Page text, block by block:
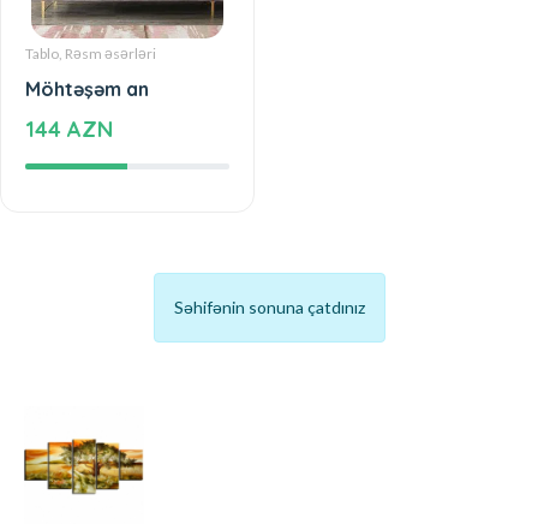
Tablo, Rəsm əsərləri
Möhtəşəm an
144 AZN
Səhifənin sonuna çatdınız